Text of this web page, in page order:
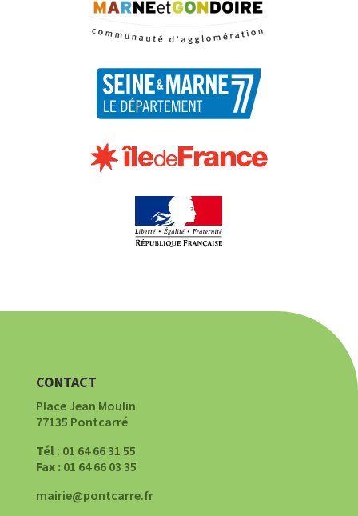
CONTACT
Place Jean Moulin
77135 Pontcarré
Tél: 01 64 66 31 55
Fax :01 64 66 03 35
mairie@pontcarre.fr